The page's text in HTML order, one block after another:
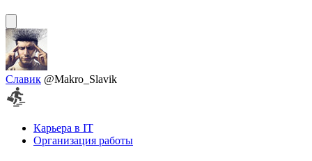
Славик @Makro_Slavik
Карьера в IT
Организация работы